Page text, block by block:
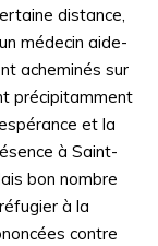
distance,
médecin aide-
acheminés sur
précipitamment
et la
à Saint-
bon nombre
à la
contre